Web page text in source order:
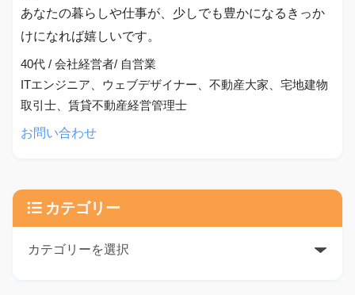
あなたの暮らしや仕事が、少しでも豊かになるきっか
けになれば嬉しいです。
40代 / 会社経営者/ 自営業
ITエンジニア、ウェブデザイナー、不動産大家、宅地建物
取引士、賃貸不動産経営管理士
お問い合わせ
カテゴリー